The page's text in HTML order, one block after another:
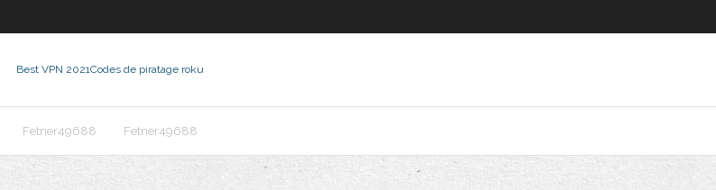
Best VPN 2021Codes de piratage roku
Fetner49688 Fetner49688